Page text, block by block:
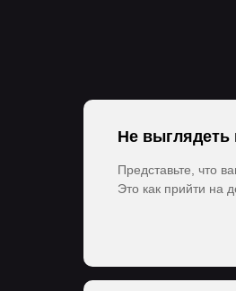
Представьте, что
Это как прийти на
Не выглядеть